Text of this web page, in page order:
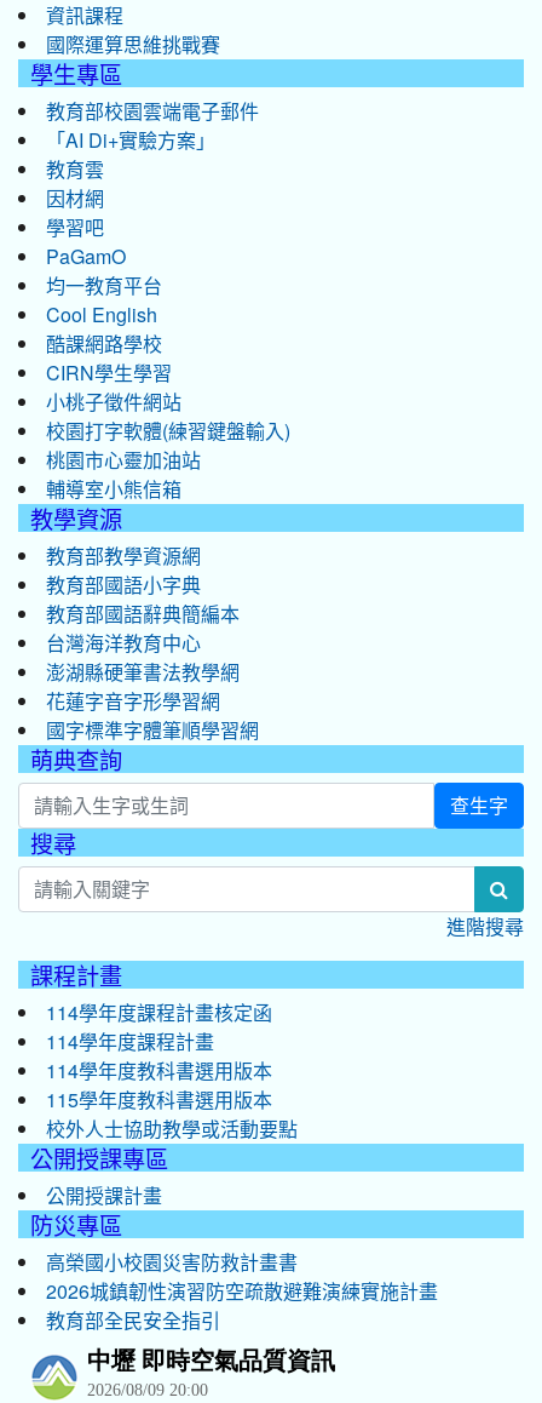
資訊課程
國際運算思維挑戰賽
學生專區
教育部校園雲端電子郵件
「AI Di+實驗方案」
教育雲
因材網
學習吧
PaGamO
均一教育平台
Cool English
酷課網路學校
CIRN學生學習
小桃子徵件網站
校園打字軟體(練習鍵盤輸入)
桃園市心靈加油站
輔導室小熊信箱
教學資源
教育部教學資源網
教育部國語小字典
教育部國語辭典簡編本
台灣海洋教育中心
澎湖縣硬筆書法教學網
花蓮字音字形學習網
國字標準字體筆順學習網
萌典查詢
查生字
搜尋
進階搜尋
課程計畫
114學年度課程計畫核定函
114學年度課程計畫
114學年度教科書選用版本
115學年度教科書選用版本
校外人士協助教學或活動要點
公開授課專區
公開授課計畫
防災專區
高榮國小校園災害防救計畫書
2026城鎮韌性演習防空疏散避難演練實施計畫
教育部全民安全指引